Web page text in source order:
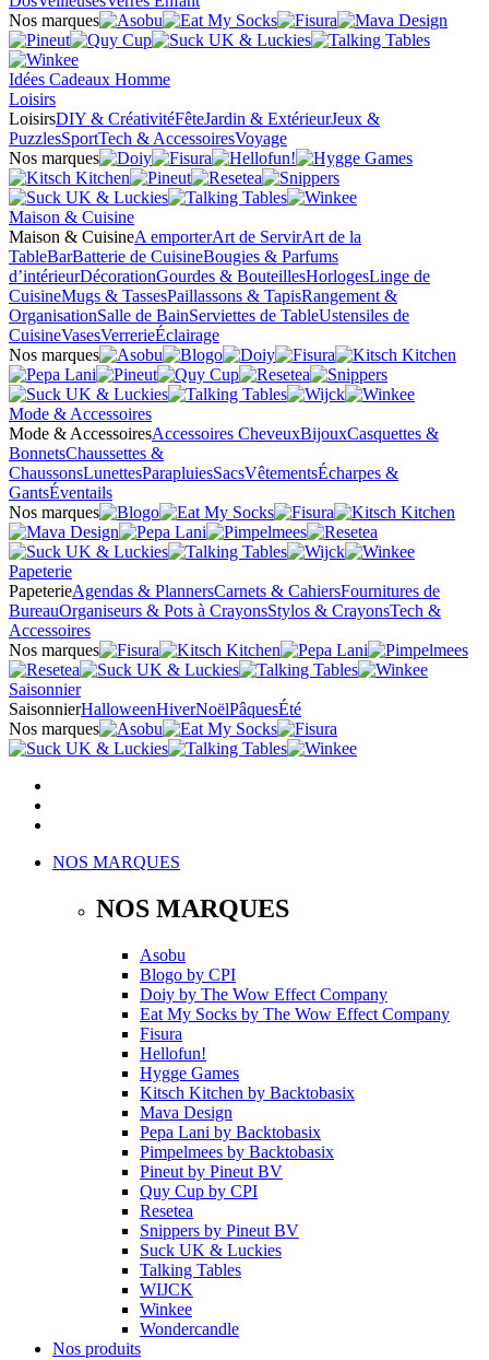
Nos marques
Idées Cadeaux Homme
Loisirs
LoisirsDIY & CréativitéFêteJardin & ExtérieurJeux &
PuzzlesSportTech & AccessoiresVoyage
Nos marques
Maison & Cuisine
Maison & CuisineA emporterArt de ServirArt de la
TableBarBatterie de CuisineBougies & Parfums
d’intérieurDécorationGourdes & BouteillesHorlogesLinge de
CuisineMugs & TassesPaillassons & TapisRangement &
OrganisationSalle de BainServiettes de TableUstensiles de
CuisineVasesVerrerieÉclairage
Nos marques
Mode & Accessoires
Mode & AccessoiresAccessoires CheveuxBijouxCasquettes &
BonnetsChaussettes &
ChaussonsLunettesParapluiesSacsVêtementsÉcharpes &
GantsÉventails
Nos marques
Papeterie
PapeterieAgendas & PlannersCarnets & CahiersFournitures de
BureauOrganiseurs & Pots à CrayonsStylos & CrayonsTech &
Accessoires
Nos marques
Saisonnier
SaisonnierHalloweenHiverNoëlPâquesÉté
Nos marques
NOS MARQUES
NOS MARQUES
Asobu
Blogo by CPI
Doiy by The Wow Effect Company
Eat My Socks by The Wow Effect Company
Fisura
Hellofun!
Hygge Games
Kitsch Kitchen by Backtobasix
Mava Design
Pepa Lani by Backtobasix
Pimpelmees by Backtobasix
Pineut by Pineut BV
Quy Cup by CPI
Resetea
Snippers by Pineut BV
Suck UK & Luckies
Talking Tables
WIJCK
Winkee
Wondercandle
Nos produits